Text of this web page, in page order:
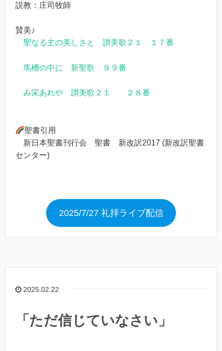
説教：庄司牧師
賛美♪
聖なる主の美しさと 讃美歌２１ １７番
馬槽の中に 新聖歌 ９９番
み栄あれや 讃美歌２１ ２８番
聖書引用
新日本聖書刊行会 聖書 新改訳2017 (新改訳聖書
センター)
2025/7/27 礼拝ライブ配信
2025.02.22
「ただ信じていなさい」